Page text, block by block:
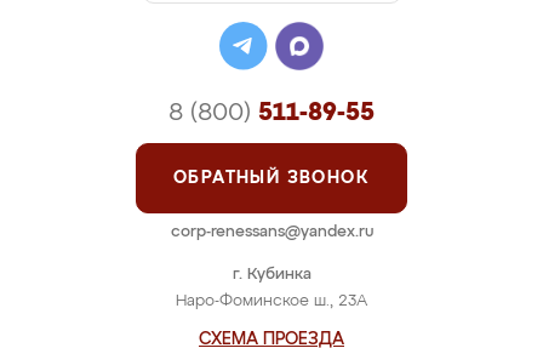
г. Кубинка
Наро-Фоминское ш., 23А
СХЕМА ПРОЕЗДА
8 (800) 511-89-55
ОБРАТНЫЙ ЗВОНОК
corp-renessans@yandex.ru